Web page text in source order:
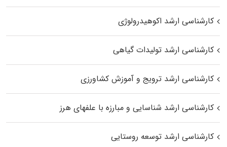
کارشناسی ارشد اکوهیدرولوژی
کارشناسی ارشد تولیدات گیاهی
کارشناسی ارشد ترویج و آموزش کشاورزی
کارشناسی ارشد شناسایی و مبارزه با علفهای هرز
کارشناسی ارشد توسعه روستایی